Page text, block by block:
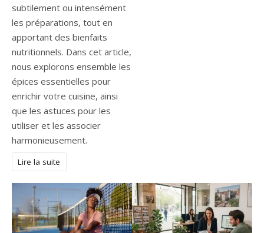
subtilement ou intensément
les préparations, tout en
apportant des bienfaits
nutritionnels. Dans cet article,
nous explorons ensemble les
épices essentielles pour
enrichir votre cuisine, ainsi
que les astuces pour les
utiliser et les associer
harmonieusement.
Lire la suite